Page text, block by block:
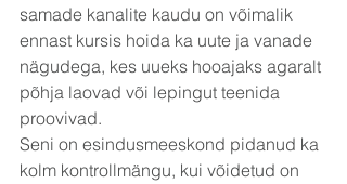
samade kanalite kaudu on võimalik
ennast kursis hoida ka uute ja vanade
nägudega, kes uueks hooajaks agaralt
põhja laovad või lepingut teenida
proovivad.
Seni on esindusmeeskond pidanud ka
kolm kontrollmängu, kui võidetud on